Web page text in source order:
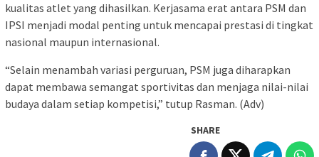
kualitas atlet yang dihasilkan. Kerjasama erat antara PSM dan
IPSI menjadi modal penting untuk mencapai prestasi di tingkat
nasional maupun internasional.
“Selain menambah variasi perguruan, PSM juga diharapkan
dapat membawa semangat sportivitas dan menjaga nilai-nilai
budaya dalam setiap kompetisi,” tutup Rasman. (Adv)
SHARE